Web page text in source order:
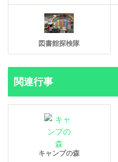
図書館探検隊
関連行事
キャンプの森